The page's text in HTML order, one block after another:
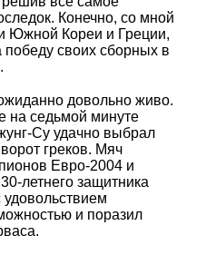
Конечно, со мной
Южной Кореи и Греции,
своих сборных в
довольно живо.
на седьмой минуте
Су удачно выбрал
греков. Мяч
Евро-2004 и
летнего защитника
и поразил